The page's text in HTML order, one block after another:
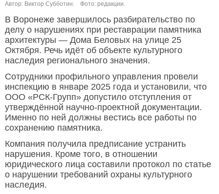
Автор: Виктор Субботин.
Фото: редакции.
В Воронеже завершилось разбирательство по
делу о нарушениях при реставрации памятника
архитектуры — Дома Беловых на улице 25
Октября. Речь идёт об объекте культурного
наследия регионального значения.
Сотрудники профильного управления провели
инспекцию в январе 2025 года и установили, что
ООО «РСК-Групп» допустило отступления от
утверждённой научно-проектной документации.
Именно по ней должны вестись все работы по
сохранению памятника.
Компания получила предписание устранить
нарушения. Кроме того, в отношении
юридического лица составили протокол по статье
о нарушении требований охраны культурного
наследия.